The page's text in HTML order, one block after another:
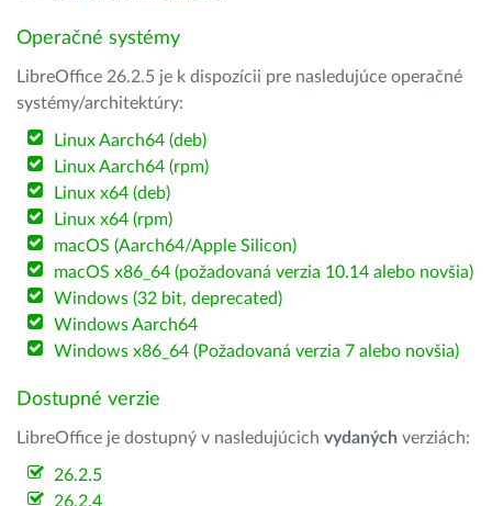
Operačné systémy
LibreOffice 26.2.5 je k dispozícii pre nasledujúce operačné
systémy/architektúry:
Linux Aarch64 (deb)
Linux Aarch64 (rpm)
Linux x64 (deb)
Linux x64 (rpm)
macOS (Aarch64/Apple Silicon)
macOS x86_64 (požadovaná verzia 10.14 alebo novšia)
Windows (32 bit, deprecated)
Windows Aarch64
Windows x86_64 (Požadovaná verzia 7 alebo novšia)
Dostupné verzie
LibreOffice je dostupný v nasledujúcich vydaných verziách:
26.2.5
26.2.4